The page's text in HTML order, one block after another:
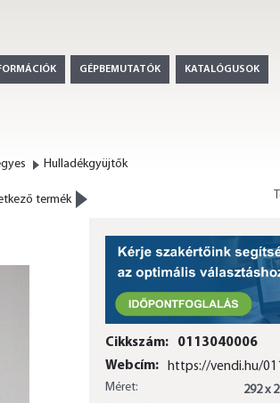
GÉPBEMUTATÓK KATALÓGUSOK
Hulladékgyüjtők
termék
Cikkszám:
0113040006
Webcím:
https://vendi.hu/
Méret:
292 x